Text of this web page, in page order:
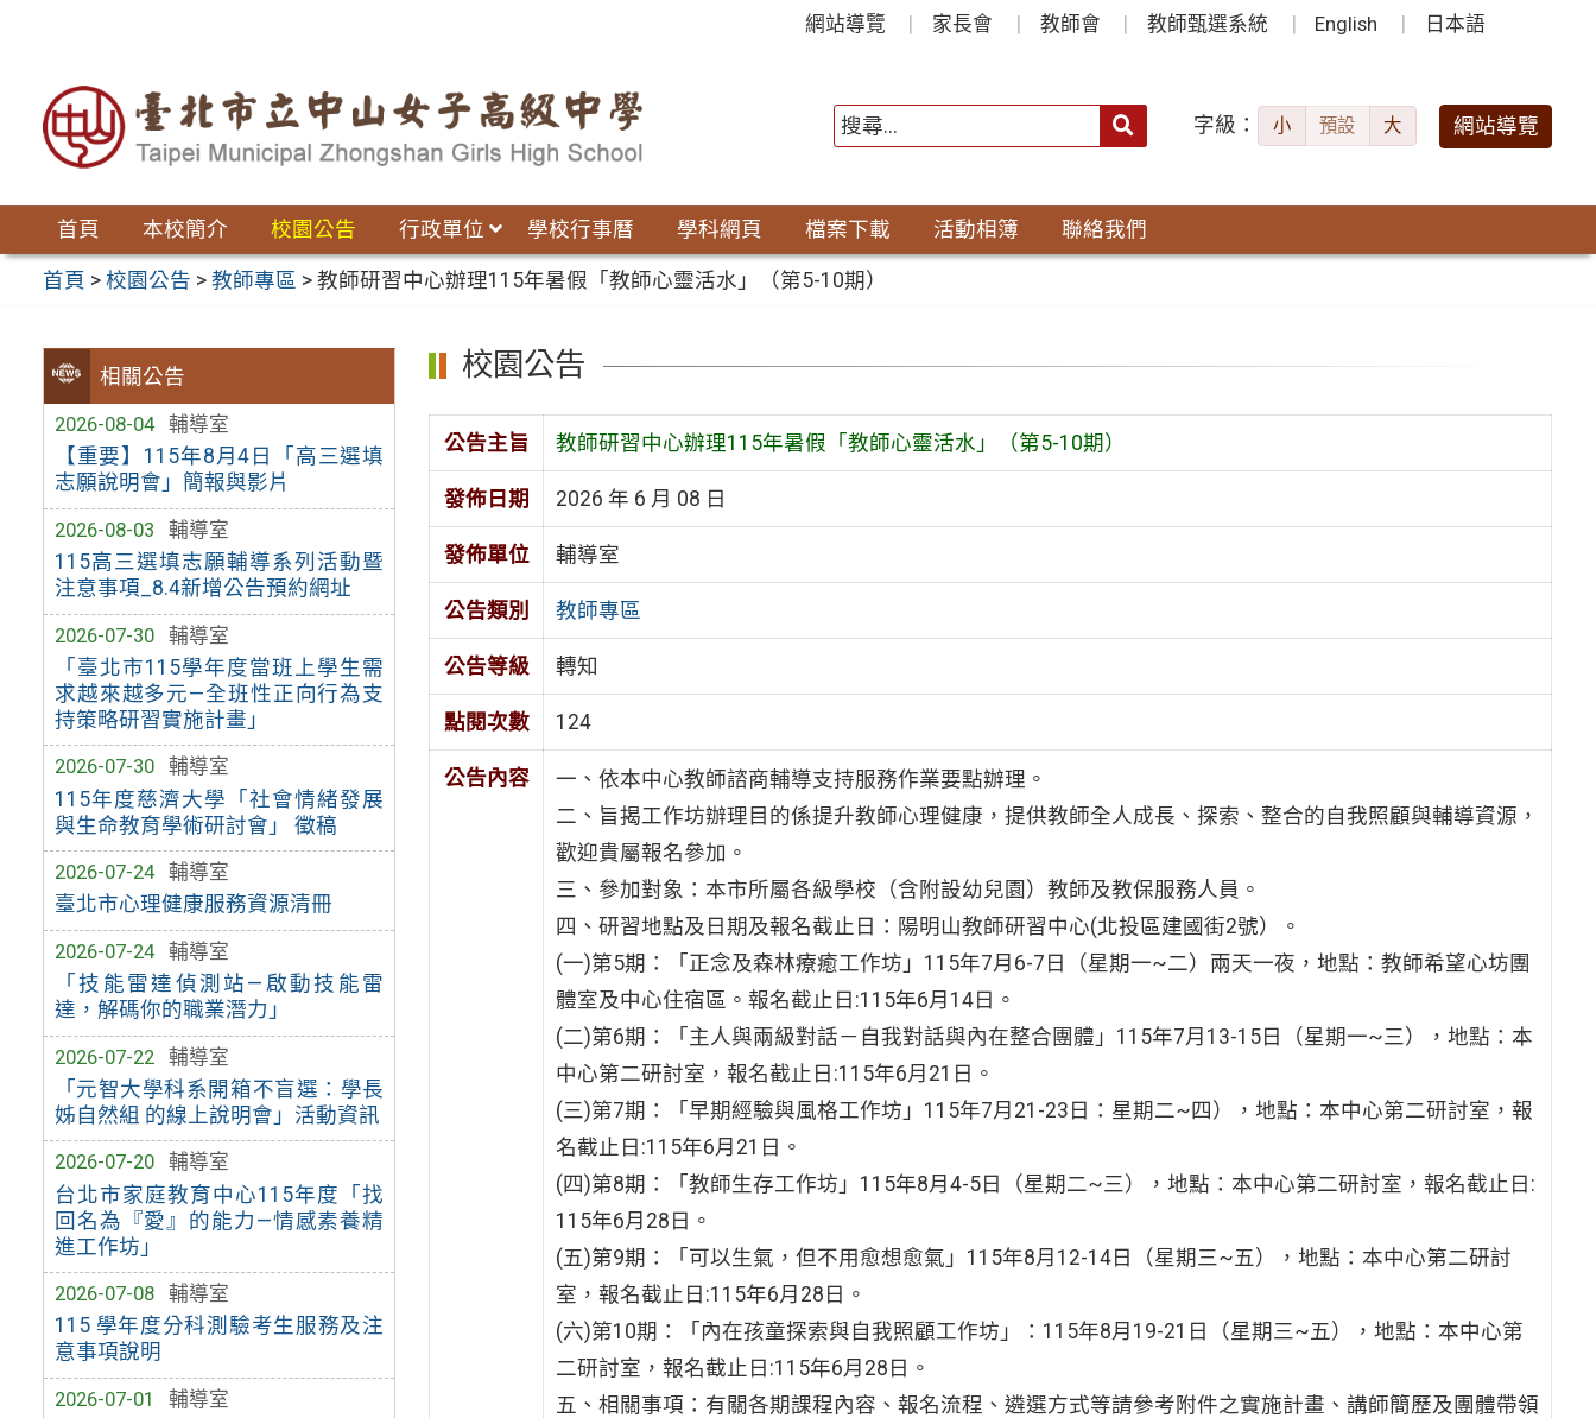
網站導覽 家長會 教師會 教師甄選系統 English 日本語
字級： 小 預設 大 網站導覽
首頁 本校簡介 校園公告 行政單位 學校行事曆 學科網頁 檔案下載 活動相簿 聯絡我們
首頁 >校園公告 >教師專區 >教師研習中心辦理115年暑假「教師心靈活水」（第5-10期）
相關公告
2026-08-04
輔導室
【重要】115年8月4日「高三選填
志願說明會」簡報與影片
2026-08-03
輔導室
115高三選填志願輔導系列活動暨
注意事項_8.4新增公告預約網址
2026-07-30
輔導室
「臺北市115學年度當班上學生需
求越來越多元—全班性正向行為支
持策略研習實施計畫」
2026-07-30
輔導室
115年度慈濟大學「社會情緒發展
與生命教育學術研討會」 徵稿
2026-07-24
輔導室
臺北市心理健康服務資源清冊
2026-07-24
輔導室
「技能雷達偵測站—啟動技能雷
達，解碼你的職業潛力」
2026-07-22
輔導室
「元智大學科系開箱不盲選：學長
姊自然組 的線上說明會」活動資訊
2026-07-20
輔導室
台北市家庭教育中心115年度「找
回名為『愛』的能力—情感素養精
進工作坊」
2026-07-08
輔導室
115 學年度分科測驗考生服務及注
意事項說明
2026-07-01
輔導室
校園公告
公告主旨 教師研習中心辦理115年暑假「教師心靈活水」（第5-10期）
發佈日期 2026 年 6 月 08 日
發佈單位 輔導室
公告類別 教師專區
公告等級 轉知
點閱次數 124
公告內容
一、依本中心教師諮商輔導支持服務作業要點辦理。
二、旨揭工作坊辦理目的係提升教師心理健康，提供教師全人成長、探索、整合的自我照顧與輔導資源，
歡迎貴屬報名參加。
三、參加對象：本市所屬各級學校（含附設幼兒園）教師及教保服務人員。
四、研習地點及日期及報名截止日：陽明山教師研習中心(北投區建國街2號）。
(一)第5期：「正念及森林療癒工作坊」115年7月6-7日（星期一~二）兩天一夜，地點：教師希望心坊團
體室及中心住宿區。報名截止日:115年6月14日。
(二)第6期：「主人與兩級對話－自我對話與內在整合團體」115年7月13-15日（星期一~三），地點：本
中心第二研討室，報名截止日:115年6月21日。
(三)第7期：「早期經驗與風格工作坊」115年7月21-23日：星期二~四），地點：本中心第二研討室，報
名截止日:115年6月21日。
(四)第8期：「教師生存工作坊」115年8月4-5日（星期二~三），地點：本中心第二研討室，報名截止日:
115年6月28日。
(五)第9期：「可以生氣，但不用愈想愈氣」115年8月12-14日（星期三~五），地點：本中心第二研討
室，報名截止日:115年6月28日。
(六)第10期：「內在孩童探索與自我照顧工作坊」：115年8月19-21日（星期三~五），地點：本中心第
二研討室，報名截止日:115年6月28日。
五、相關事項：有關各期課程內容、報名流程、遴選方式等請參考附件之實施計畫、講師簡歷及團體帶領